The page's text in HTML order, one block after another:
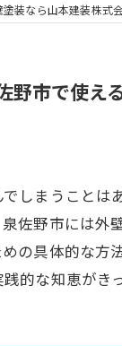
装なら山本建装株式
市で使え
しまうこと
佐野市には
の具体的な
的な知恵がき